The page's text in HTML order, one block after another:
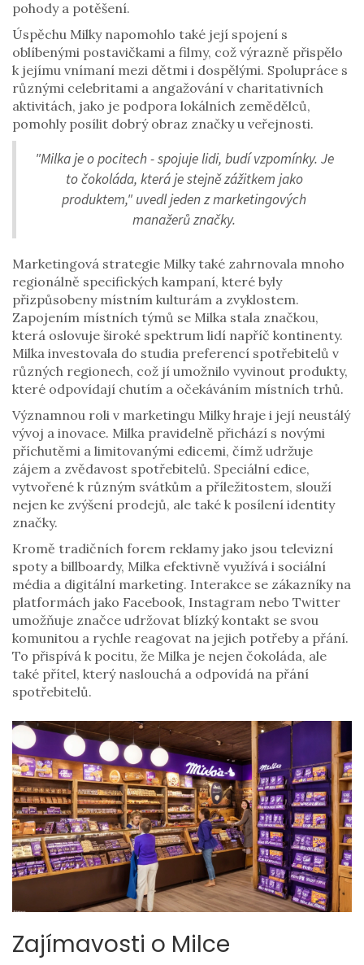
pohody a potěšení.
Úspěchu Milky napomohlo také její spojení s
oblíbenými postavičkami a filmy, což výrazně přispělo
k jejímu vnímaní mezi dětmi i dospělými. Spolupráce s
různými celebritami a angažování v charitativních
aktivitách, jako je podpora lokálních zemědělců,
pomohly posílit dobrý obraz značky u veřejnosti.
"Milka je o pocitech - spojuje lidi, budí vzpomínky. Je
to čokoláda, která je stejně zážitkem jako
produktem," uvedl jeden z marketingových
manažerů značky.
Marketingová strategie Milky také zahrnovala mnoho
regionálně specifických kampaní, které byly
přizpůsobeny místním kulturám a zvyklostem.
Zapojením místních týmů se Milka stala značkou,
která oslovuje široké spektrum lidí napříč kontinenty.
Milka investovala do studia preferencí spotřebitelů v
různých regionech, což jí umožnilo vyvinout produkty,
které odpovídají chutím a očekáváním místních trhů.
Významnou roli v marketingu Milky hraje i její neustálý
vývoj a inovace. Milka pravidelně přichází s novými
příchutěmi a limitovanými edicemi, čímž udržuje
zájem a zvědavost spotřebitelů. Speciální edice,
vytvořené k různým svátkům a příležitostem, slouží
nejen ke zvýšení prodejů, ale také k posílení identity
značky.
Kromě tradičních forem reklamy jako jsou televizní
spoty a billboardy, Milka efektivně využívá i sociální
média a digitální marketing. Interakce se zákazníky na
platformách jako Facebook, Instagram nebo Twitter
umožňuje značce udržovat blízký kontakt se svou
komunitou a rychle reagovat na jejich potřeby a přání.
To přispívá k pocitu, že Milka je nejen čokoláda, ale
také přítel, který naslouchá a odpovídá na přání
spotřebitelů.
Zajímavosti o Milce